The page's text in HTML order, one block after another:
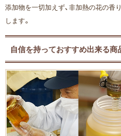
添加物を一切加えず、非加熱の花の香
します。
自信を持っておすすめ出来る商